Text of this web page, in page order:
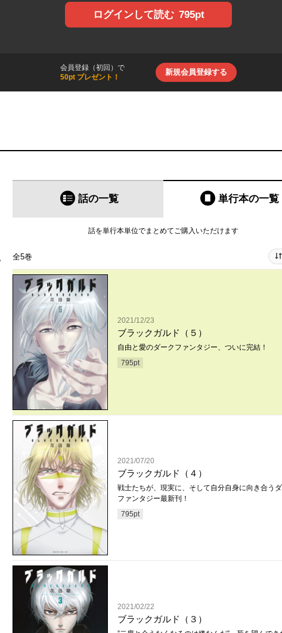
ログインして読む 795pt
会員登録（初回）で
50pt プレゼント！
新規会員登録する
話の一覧 単行本の一覧
話を単行本単位でまとめてご購入いただけます
全5巻
2021/12/23
ブラックガルド（５）
自由と愛のダークファンタジー、ついに完結！
795pt
2021/07/20
ブラックガルド（４）
戦士たちが、現実に、そして自分自身に向き合う
ファンタジー最新刊！
795pt
2021/02/22
ブラックガルド（３）